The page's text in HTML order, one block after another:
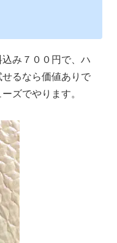
み７００円で、ハ
るなら価値ありで
ズでやります。